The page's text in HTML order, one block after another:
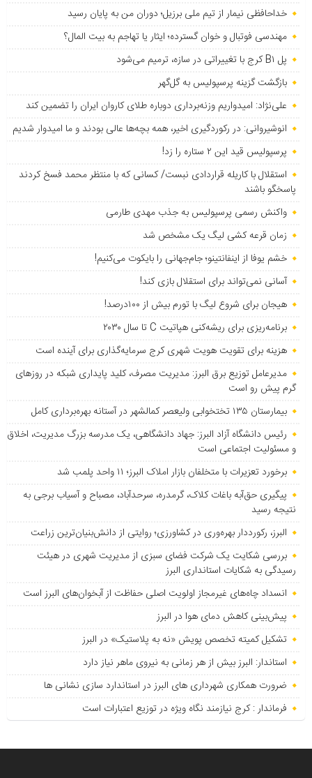
خداحافظی نیمار از تیم ملی برزیل؛ دوران من به پایان رسید
مهندسی فوتبال و خوان گسترده؛ ایثار یا تهاجم به بیت المال؟
پل B۱ کرج با تغییراتی در سازه، ترمیم می‌شود
بازگشت گزینه پرسپولیس به ‌گل‌گهر
علی‌نژاد: امیدواریم وزنه‌برداری دوباره طلای کاروان ایران را تضمین کند
انوشیروانی: در رکوردگیری اخیر، همه بچه‌ها عالی بودند و ما امیدوار شدیم
پرسپولیس قید این ۲ ستاره را زد!
استقلال با کاریله قراردادی نبست/ کسانی که با منتظر محمد فسخ کردند
پاسخگو باشند
واکنش رسمی پرسپولیس به جذب مهدی طارمی
زمان قرعه کشی لیگ یک مشخص شد
خشم یوفا از اینفانتینو؛ جام‌جهانی را بایکوت می‌کنیم!
آسانی نمی‌تواند برای استقلال بازی کند!
هیجان برای شروع لیگ با تورم بیش از ۱۰۰درصد!
برنامه‌ریزی برای ریشه‌کنی هپاتیت C تا سال ۲۰۳۰
هزینه برای تقویت هویت شهری کرج سرمایه‌گذاری برای آینده است
مدیرعامل توزیع برق البرز: مدیریت مصرف، کلید پایداری شبکه در روزهای
گرم پیش رو است
بیمارستان ۱۳۵ تختخوابی ولیعصر کمالشهر در آستانه بهره‌برداری کامل
رئیس دانشگاه آزاد البرز: جهاد دانشگاهی، یک مدرسه بزرگ مدیریت، اخلاق
و مسئولیت اجتماعی است
برخورد تعزیرات با متخلفان بازار املاک البرز؛ ۱۱ واحد پلمب شد
پیگیری حق‌آبه باغات کلاک، گرمدره، سرحدآباد، مصباح و آسیاب برجی به
نتیجه رسید
البرز، رکورددار بهره‌وری در کشاورزی؛ روایتی از دانش‌بنیان‌ترین زراعت
بررسی شکایت یک شرکت فضای سبزی از مدیریت شهری در هیئت
رسیدگی به شکایات استانداری البرز
انسداد چاه‌های غیرمجاز اولویت اصلی حفاظت از آبخوان‌های البرز است
پیش‌بینی کاهش دمای هوا در البرز
تشکیل کمیته تخصص پویش «نه به پلاستیک» در البرز
استاندار: البرز بیش از هر زمانی به نیروی ماهر نیاز دارد
ضرورت همکاری شهرداری های البرز در استاندارد سازی نشانی ها
فرماندار : کرج نیازمند نگاه ویژه در توزیع اعتبارات است